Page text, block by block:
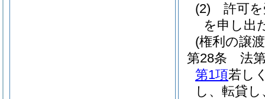
(2)
許可
を申し出
(権利の譲
第28条
法
第1項若し
し、転貸